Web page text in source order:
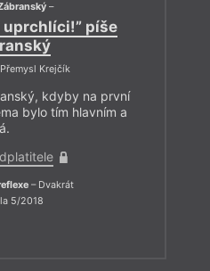
–
uprchlíci!” píše
Krejčík
kdyby na první
bylo tím hlavním a
– Dvakrát
5/2018